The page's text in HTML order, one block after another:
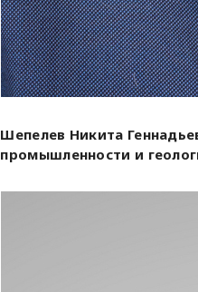
Шепелев Никита
промышленности и